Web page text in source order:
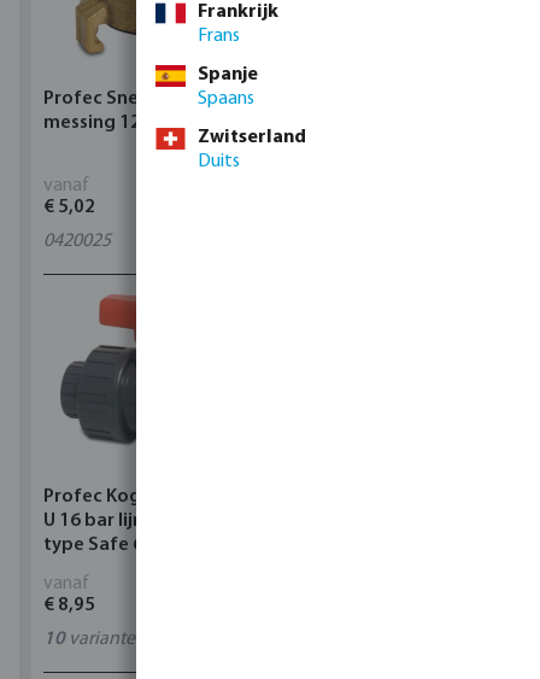
Profec Snelkoppeling
messing 12 bar slangtule
vanaf
€ 5,02
0420025
Profec Kogelkraan PVC-
U 16 bar lijmmof grijs
type Safe 600
vanaf
€ 8,95
10varianten
Frankrijk
Frans
Spanje
Spaans
Zwitserland
Duits